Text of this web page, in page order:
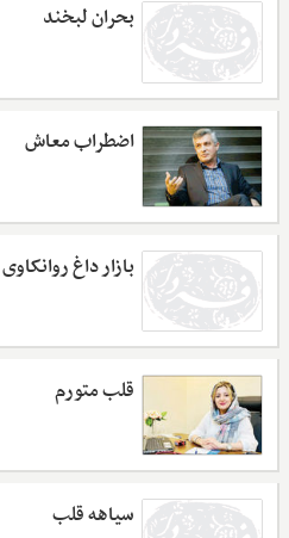
بحران لبخند
اضطراب معاش
بازار داغ روانکاوی
قلب متورم
سیاهه قلب